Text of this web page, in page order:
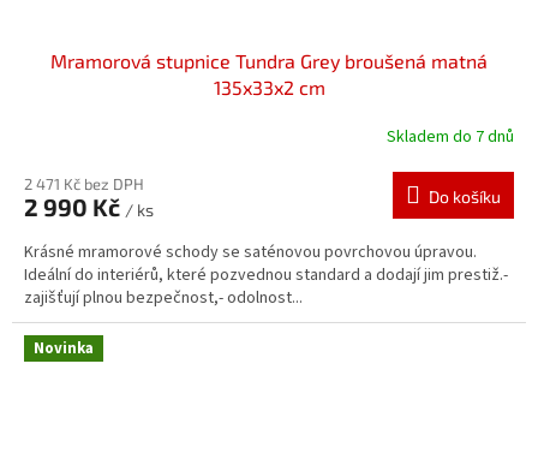
Mramorová stupnice Tundra Grey broušená matná
135x33x2 cm
Skladem do 7 dnů
2 471 Kč bez DPH
2 990 Kč / ks
Do košíku
Krásné mramorové schody se saténovou povrchovou úpravou.
Ideální do interiérů, které pozvednou standard a dodají jim prestiž.-
zajišťují plnou bezpečnost,- odolnost...
Novinka